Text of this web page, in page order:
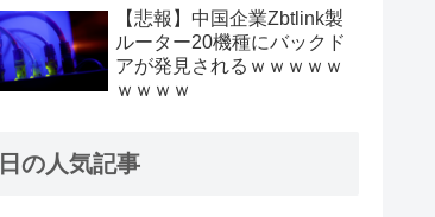
【悲報】中国企業Zbtlink製
ルーター20機種にバックド
アが発見されるｗｗｗｗｗ
ｗｗｗｗ
の人気記事